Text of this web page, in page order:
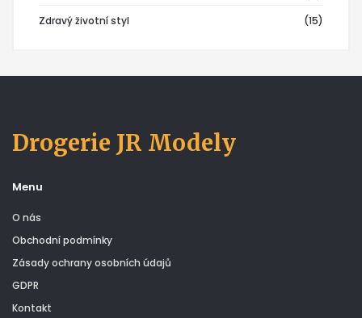
Zdravý životní styl (15)
Drogerie JR Modely
Menu
O nás
Obchodní podmínky
Zásady ochrany osobních údajů
GDPR
Kontakt